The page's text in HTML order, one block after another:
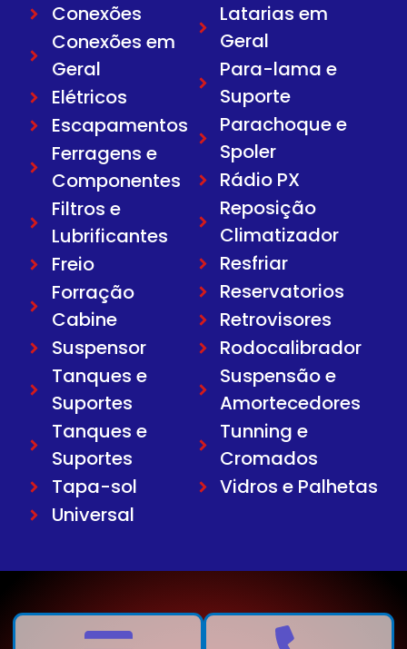
Conexões
Conexões em
Geral
Elétricos
Escapamentos
Ferragens e
Componentes
Filtros e
Lubrificantes
Freio
Forração
Cabine
Suspensor
Tanques e
Suportes
Tanques e
Suportes
Tapa-sol
Universal
Latarias em
Geral
Para-lama e
Suporte
Parachoque e
Spoler
Rádio PX
Reposição
Climatizador
Resfriar
Reservatorios
Retrovisores
Rodocalibrador
Suspensão e
Amortecedores
Tunning e
Cromados
Vidros e Palhetas